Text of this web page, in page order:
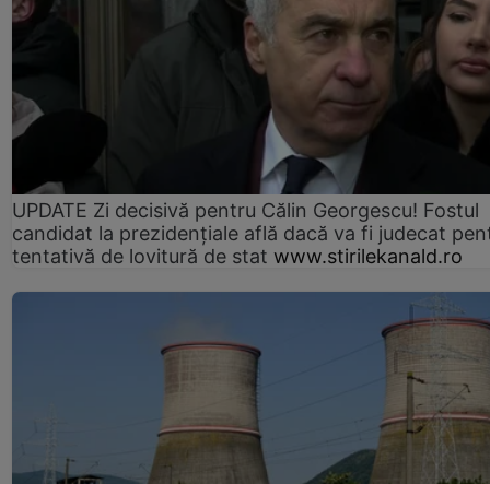
UPDATE Zi decisivă pentru Călin Georgescu! Fostul
candidat la prezidențiale află dacă va fi judecat
tentativă de lovitură de stat www.stirilekanald.ro